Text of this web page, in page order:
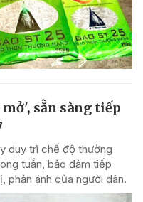
mở', sẵn sàng tiếp
duy trì chế độ thường
tuần, bảo đảm tiếp
phản ánh của người dân.